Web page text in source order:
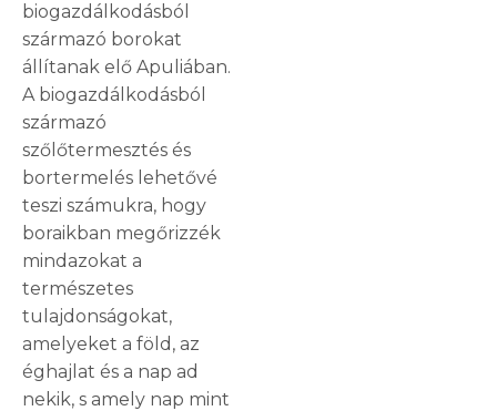
biogazdálkodásból
származó borokat
állítanak elő Apuliában.
A biogazdálkodásból
származó
szőlőtermesztés és
bortermelés lehetővé
teszi számukra, hogy
boraikban megőrizzék
mindazokat a
természetes
tulajdonságokat,
amelyeket a föld, az
éghajlat és a nap ad
nekik, s amely nap mint